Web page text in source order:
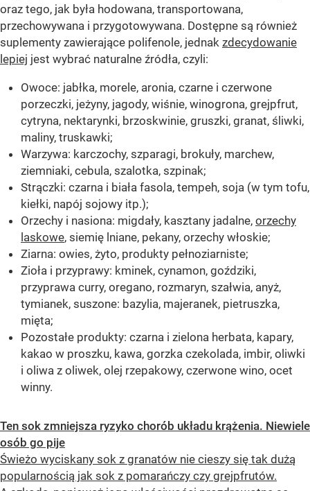
oraz tego, jak była hodowana, transportowana,
przechowywana i przygotowywana. Dostępne są również
suplementy zawierające polifenole, jednak zdecydowanie
lepiej jest wybrać naturalne źródła, czyli:
Owoce: jabłka, morele, aronia, czarne i czerwone
porzeczki, jeżyny, jagody, wiśnie, winogrona, grejpfrut,
cytryna, nektarynki, brzoskwinie, gruszki, granat, śliwki,
maliny, truskawki;
Warzywa: karczochy, szparagi, brokuły, marchew,
ziemniaki, cebula, szalotka, szpinak;
Strączki: czarna i biała fasola, tempeh, soja (w tym tofu,
kiełki, napój sojowy itp.);
Orzechy i nasiona: migdały, kasztany jadalne, orzechy
laskowe, siemię lniane, pekany, orzechy włoskie;
Ziarna: owies, żyto, produkty pełnoziarniste;
Zioła i przyprawy: kminek, cynamon, goździki,
przyprawa curry, oregano, rozmaryn, szałwia, anyż,
tymianek, suszone: bazylia, majeranek, pietruszka,
mięta;
Pozostałe produkty: czarna i zielona herbata, kapary,
kakao w proszku, kawa, gorzka czekolada, imbir, oliwki
i oliwa z oliwek, olej rzepakowy, czerwone wino, ocet
winny.
Ten sok zmniejsza ryzyko chorób układu krążenia. Niewiele
osób go pije
Świeżo wyciskany sok z granatów nie cieszy się tak dużą
popularnością jak sok z pomarańczy czy grejpfrutów.